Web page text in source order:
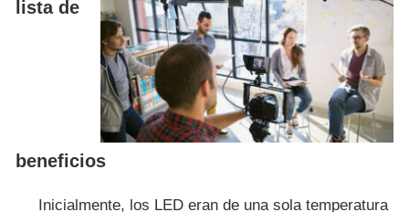
lista de
beneficios
Inicialmente, los LED eran de una sola temperatura